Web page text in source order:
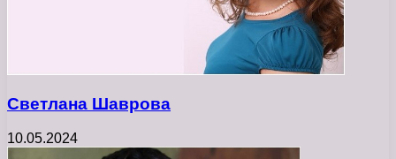
Светлана Шаврова
10.05.2024